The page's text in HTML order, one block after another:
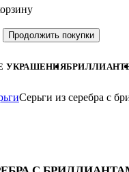
Продолжить покупки
УКРАШЕНИЯ
Серьги из серебра с